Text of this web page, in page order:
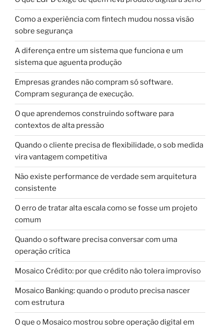
Como a experiência com fintech mudou nossa visão
sobre segurança
A diferença entre um sistema que funciona e um
sistema que aguenta produção
Empresas grandes não compram só software.
Compram segurança de execução.
O que aprendemos construindo software para
contextos de alta pressão
Quando o cliente precisa de flexibilidade, o sob medida
vira vantagem competitiva
Não existe performance de verdade sem arquitetura
consistente
O erro de tratar alta escala como se fosse um projeto
comum
Quando o software precisa conversar com uma
operação crítica
Mosaico Crédito: por que crédito não tolera improviso
Mosaico Banking: quando o produto precisa nascer
com estrutura
O que o Mosaico mostrou sobre operação digital em